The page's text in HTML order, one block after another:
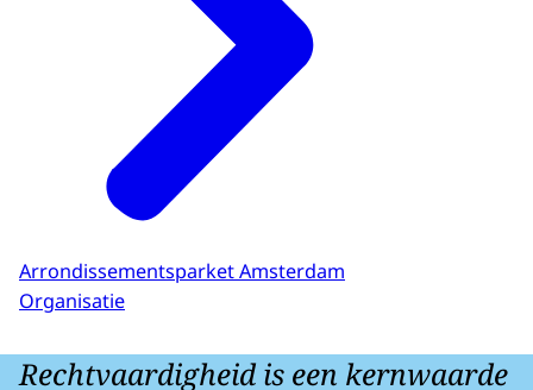
Arrondissementsparket Amsterdam
Organisatie
Rechtvaardigheid is een kernwaarde